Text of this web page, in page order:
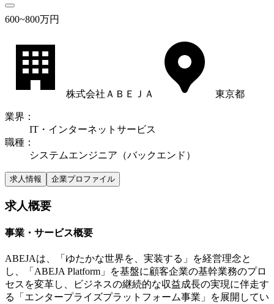
600~800万円
株式会社ＡＢＥＪＡ 東京都
業界 ：
IT・インターネットサービス
職種 ：
システムエンジニア（バックエンド）
求人情報 企業プロファイル
求人概要
事業・サービス概要
ABEJAは、「ゆたかな世界を、実装する」を経営理念と
し、「ABEJA Platform」を基盤に顧客企業の基幹業務のプロ
セスを変革し、ビジネスの継続的な収益成長の実現に伴走す
る「エンタープライズプラットフォーム事業」を展開してい